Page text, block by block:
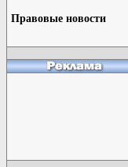
Правовые новости